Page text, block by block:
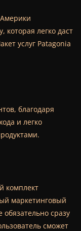
которая легко даст
услуг Patagonia
благодаря
и легко
комплект
маркетинговый
обязательно сразу
сможет